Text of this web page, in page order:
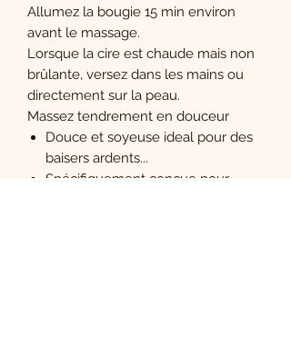
Allumez la bougie 15 min environ
avant le massage.
Lorsque la cire est chaude mais non
brûlante, versez dans les mains ou
directement sur la peau.
Massez tendrement en douceur
Douce et soyeuse ideal pour des
baisers ardents...
Spécifiquement conçue pour